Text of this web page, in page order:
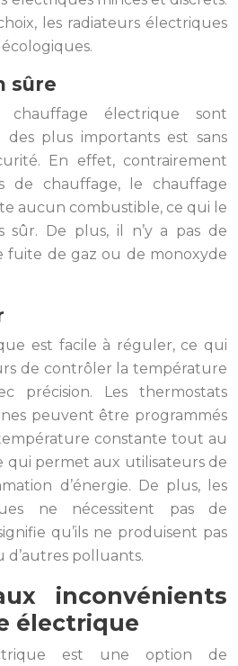
les radiateurs électriques
sûre
chauffage électrique sont
des plus importants est sans
En effet, contrairement
de chauffage, le chauffage
aucun combustible, ce qui le
sûr. De plus, il n’y a pas de
fuite de gaz ou de monoxyde
est facile à réguler, ce qui
de contrôler la température
précision. Les thermostats
peuvent être programmés
constante tout au
qui permet aux utilisateurs de
d’énergie. De plus, les
ne nécessitent pas de
qu’ils ne produisent pas
d’autres polluants.
inconvénients
électrique
est une option de